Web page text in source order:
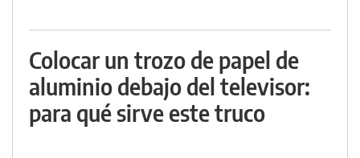
Colocar un trozo de papel de
aluminio debajo del televisor:
para qué sirve este truco